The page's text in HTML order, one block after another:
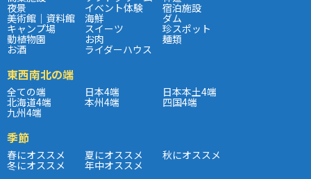
夜景 イベント体験 宿泊施設
美術館｜資料館 海鮮 ダム
キャンプ場 スイーツ 珍スポット
動植物園 お肉 麺類
お酒 ライダーハウス
東西南北の端
全ての端 日本4端 日本本土4端
北海道4端 本州4端 四国4端
九州4端
季節
春にオススメ 夏にオススメ 秋にオススメ
冬にオススメ 年中オススメ